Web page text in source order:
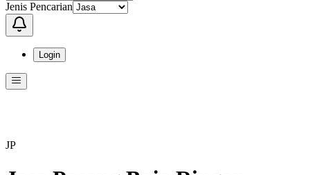
Jenis Pencarian
Login
Menu ini berisi navigasi untuk mengakses fitur-fitur di KangPro
JP